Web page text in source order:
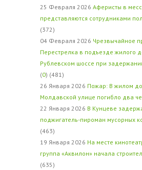
25 Февраля 2026 Аферисты в
представляются сотрудниками
(372)
04 Февраля 2026 Чрезвычайное
Перестрелка в подъезде жилого
Рублевском шоссе при
(0) (481)
26 Января 2026 Пожар: В жилом
Молдавской улице погибло два
22 Января 2026 В Кунцеве
поджигатель-пироман мусорных
(463)
19 Января 2026 На месте
группа «Аквилон» начала
(635)